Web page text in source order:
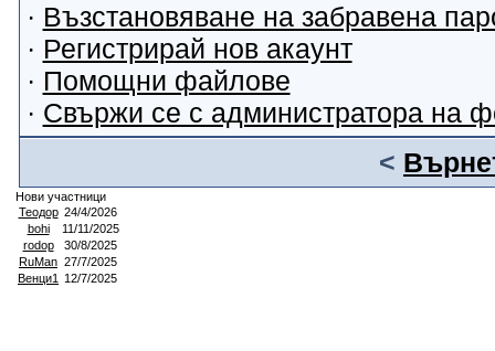
· Възстановяване на забравена
· Регистрирай нов акаунт
· Помощни файлове
· Свържи се с администратора на
<
Нови участници
Теодор 24/4/2026
bohi
11/11/2025
rodop
30/8/2025
RuMan 27/7/2025
Венци1
12/7/2025